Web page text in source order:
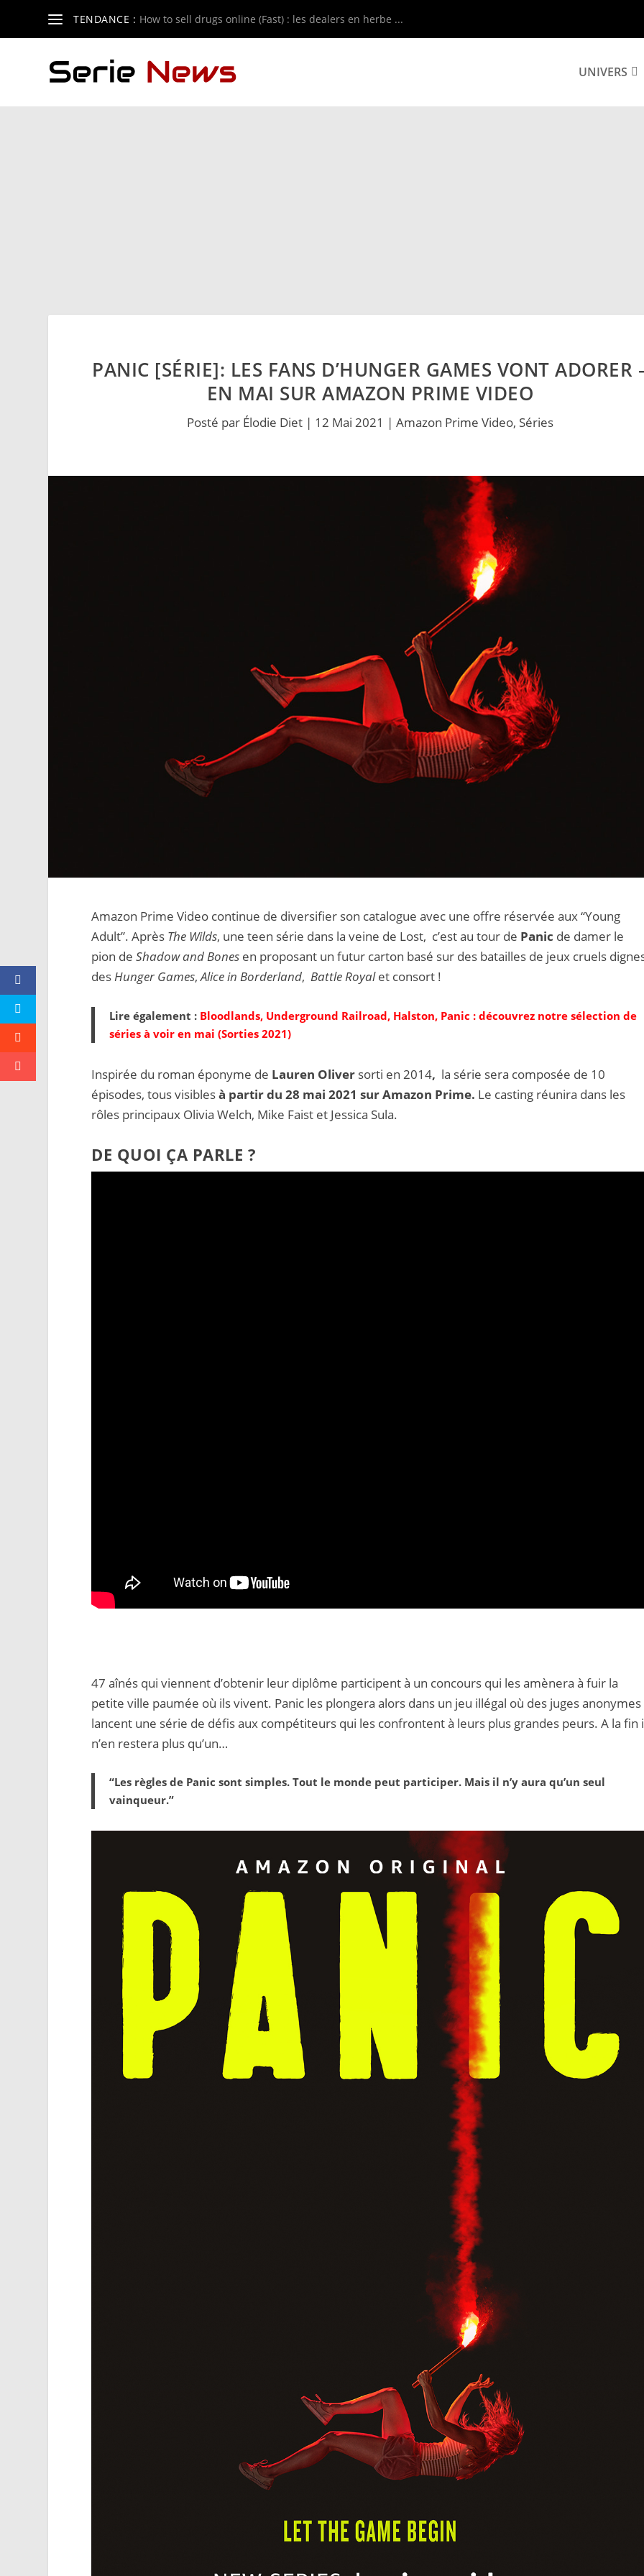
TENDANCE : How to sell drugs online (Fast) : les dealers en herbe ...
UNIVERS
PANIC [SÉRIE]: LES FANS D’HUNGER GAMES VONT ADORER
EN MAI SUR AMAZON PRIME VIDEO
Posté par Élodie Diet| 12 Mai 2021 | Amazon Prime Video, Séries
Amazon Prime Video continue de diversifier son catalogue avec une offre réservée aux “Young
Adult”. Après The Wilds, une teen série dans la veine de Lost, c’est au tour de Panic de damer le
pion de Shadow and Bones en proposant un futur carton basé sur des batailles de jeux cruels
desHunger Games,Alice in Borderland,Battle Royalet consort !
Lire également : Bloodlands, Underground Railroad, Halston, Panic : découvrez notre sélection de
séries à voir en mai (Sorties 2021)
Inspirée du roman éponyme de Lauren Oliver sorti en 2014, la série sera composée de 10
épisodes, tous visiblesà partir du 28 mai 2021 sur Amazon Prime. Le casting réunira dans les
rôles principaux Olivia Welch, Mike Faist et Jessica Sula.
DE QUOI ÇA PARLE ?
47 aînés qui viennent d’obtenir leur diplôme participent à un concours qui les amènera à fuir la
petite ville paumée où ils vivent. Panic les plongera alors dans un jeu illégal où des juges anonymes
lancent une série de défis aux compétiteurs qui les confrontent à leurs plus grandes peurs. A la fin
n’en restera plus qu’un…
“Les règles de Panic sont simples. Tout le monde peut participer. Mais il n’y aura qu’un seul
vainqueur.”